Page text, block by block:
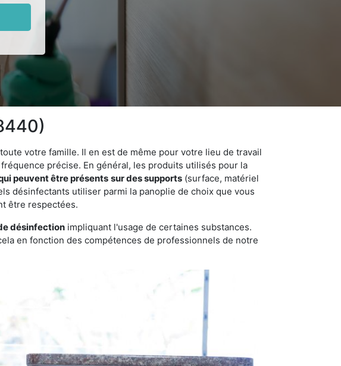
votre famille. Il en est de même pour votre lieu de travail
précise. En général, les produits utilisés pour la
peuvent être présents sur des supports (surface, matériel
désinfectants utiliser parmi la panoplie de choix que vous
être respectées.
désinfection impliquant l'usage de certaines substances.
en fonction des compétences de professionnels de notre